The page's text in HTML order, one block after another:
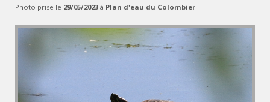
Photo prise le 29/05/2023 à Plan d'eau du Colombier